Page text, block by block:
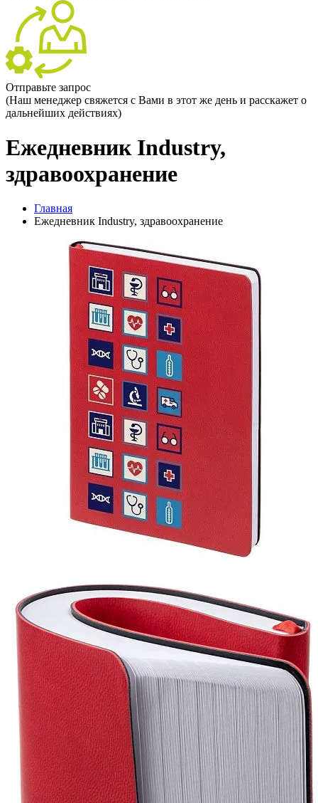
Отправьте запрос
(Наш менеджер свяжется с Вами в этот же день и расскажет о
дальнейших действиях)
Ежедневник Industry,
здравоохранение
Главная
Ежедневник Industry, здравоохранение